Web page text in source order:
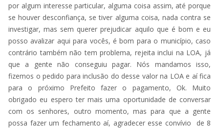
por algum interesse particular, alguma coisa assim, até porque
se houver desconfiança, se tiver alguma coisa, nada contra se
investigar, mas sem querer prejudicar aquilo que é bom e eu
posso avalizar aqui para vocês, é bom para o município, caso
contrário também não tem problema, rejeita inclui na LOA, já
que a gente não conseguiu pagar. Nós mandamos isso,
fizemos o pedido para inclusão do desse valor na LOA e aí fica
para o próximo Prefeito fazer o pagamento, Ok. Muito
obrigado eu espero ter mais uma oportunidade de conversar
com os senhores, outro momento, mas para que a gente
possa fazer um fechamento aí, agradecer esse convívio de 8